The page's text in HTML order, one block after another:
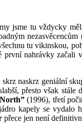
jsme tu vždycky
tu vikinskou,
nahrávky začali
naskrz geniální
přesto však stále
(1996), třetí
kapely se vydalo
přece jen není